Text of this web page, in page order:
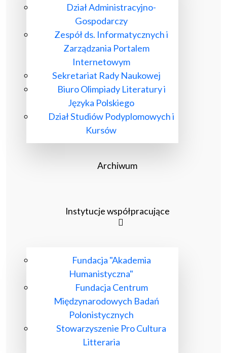
Dział Administracyjno-
Gospodarczy
Zespół ds. Informatycznych i
Zarządzania Portalem
Internetowym
Sekretariat Rady Naukowej
Biuro Olimpiady Literatury i
Języka Polskiego
Dział Studiów Podyplomowych i
Kursów
Archiwum
Instytucje współpracujące
Fundacja "Akademia
Humanistyczna"
Fundacja Centrum
Międzynarodowych Badań
Polonistycznych
Stowarzyszenie Pro Cultura
Litteraria